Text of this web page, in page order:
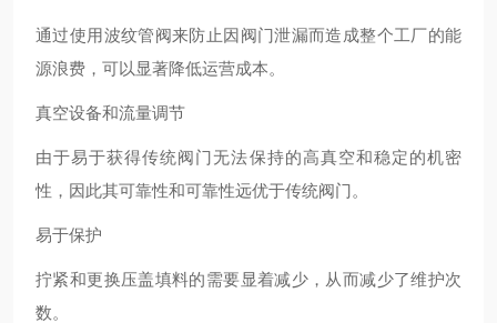
通过使用波纹管阀来防止因阀门泄漏而造成整个工厂的能
源浪费，可以显著降低运营成本。
真空设备和流量调节
由于易于获得传统阀门无法保持的高真空和稳定的机密
性，因此其可靠性和可靠性远优于传统阀门。
易于保护
拧紧和更换压盖填料的需要显着减少，从而减少了维护次
数。